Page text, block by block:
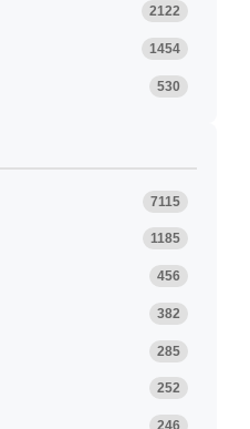
2122
1454
530
7115
1185
456
382
285
252